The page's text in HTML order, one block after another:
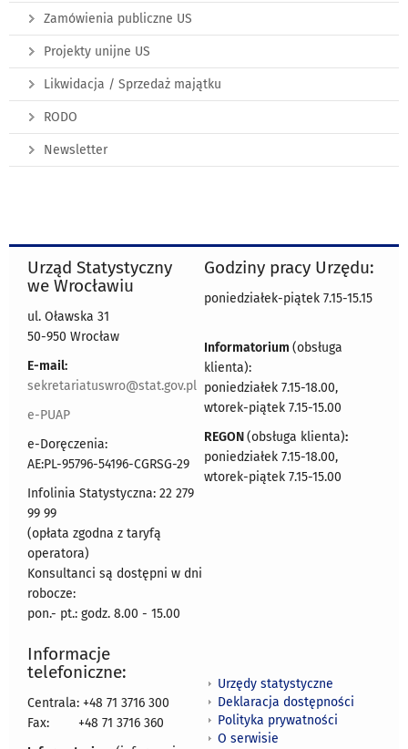
Zamówienia publiczne US
Projekty unijne US
Likwidacja / Sprzedaż majątku
RODO
Newsletter
Urząd Statystyczny
we Wrocławiu
ul. Oławska 31
50-950 Wrocław
E-mail:
sekretariatuswro@stat.gov.pl
e-PUAP
e-Doręczenia:
AE:PL-95796-54196-CGRSG-29
Infolinia Statystyczna: 22 279
99 99
(opłata zgodna z taryfą
operatora)
Konsultanci są dostępni w dni
robocze:
pon.- pt.: godz. 8.00 - 15.00
Godziny pracy Urzędu:
poniedziałek-piątek 7.15-15.15
Informatorium (obsługa
klienta):
poniedziałek 7.15-18.00,
wtorek-piątek 7.15-15.00
REGON(obsługa klienta):
poniedziałek 7.15-18.00,
wtorek-piątek 7.15-15.00
Informacje
telefoniczne:
Centrala: +48 71 3716 300
Fax:
+48 71 3716 360
Urzędy statystyczne
Deklaracja dostępności
Polityka prywatności
O serwisie